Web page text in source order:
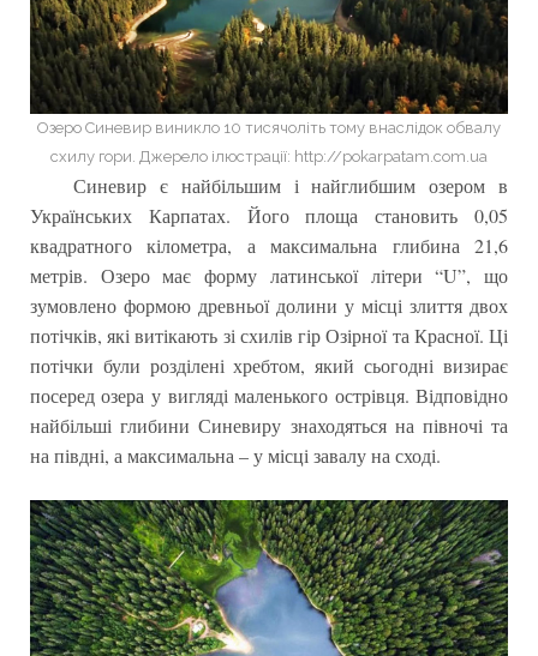
Озеро Синевир виникло 10 тисячоліть тому внаслідок обвалу
схилу гори. Джерело ілюстрації: http://pokarpatam.com.ua
Синевир є найбільшим і найглибшим озером в
Українських Карпатах. Його площа становить 0,05
квадратного кілометра, а максимальна глибина 21,6
метрів. Озеро має форму латинської літери “U”, що
зумовлено формою древньої долини у місці злиття двох
потічків, які витікають зі схилів гір Озірної та Красної. Ці
потічки були розділені хребтом, який сьогодні визирає
посеред озера у вигляді маленького острівця. Відповідно
найбільші глибини Синевиру знаходяться на півночі та
на півдні, а максимальна – у місці завалу на сході.